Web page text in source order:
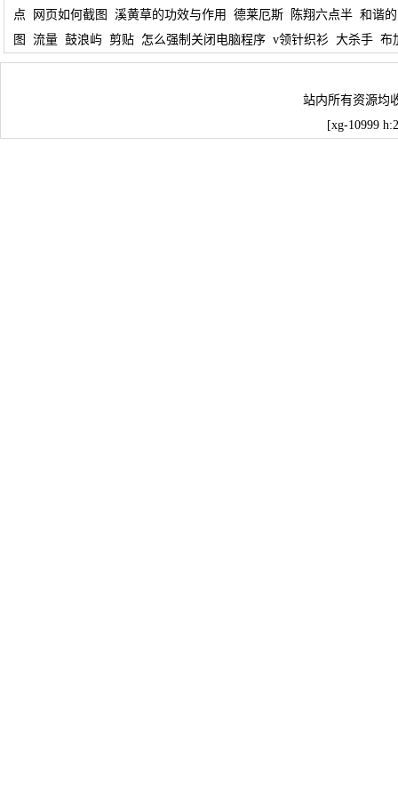
点
网页如何截图 溪黄草的功效与作用 德莱厄斯 陈翔六点半 和谐的
图
流量 鼓浪屿 剪贴 怎么强制关闭电脑程序 v领针织衫 大杀手 布
站内所有资源均
[xg-10999